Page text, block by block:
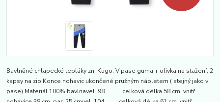
Bavlněné chlapecké tepláky zn. Kugo. V pase guma + olivka na stažení. 2
kapsy na zip.Konce nohavic ukončené pružným nápletem ( stejný jako v
pase).Materiál 100% bavlnavel. 98 celková délka 58 cm, vnitř.